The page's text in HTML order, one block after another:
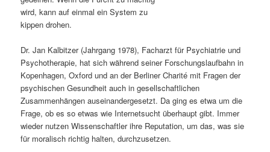
s
r
i
n
g
l
s
p
r
wird, kann auf einmal ein System zu
kippen drohen.
Dr. Jan Kalbitzer (Jahrgang 1978), Facharzt für Psychiatrie und
Psychotherapie, hat sich während seiner Forschungslaufbahn in
Kopenhagen, Oxford und an der Berliner Charité mit Fragen der
psychischen Gesundheit auch in gesellschaftlichen
Zusammenhängen auseinandergesetzt. Da ging es etwa um die
Frage, ob es so etwas wie Internetsucht überhaupt gibt. Immer
wieder nutzen Wissenschaftler ihre Reputation, um das, was sie
für moralisch richtig halten, durchzusetzen.